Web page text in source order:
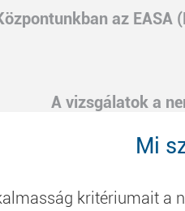
az EASA
A vizsgálatok a
Mi
kritériumait a